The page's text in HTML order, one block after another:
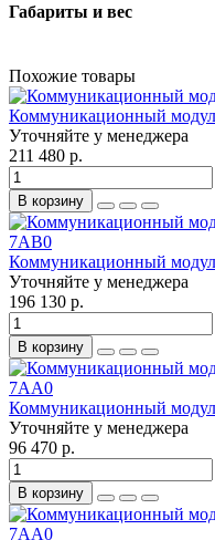
Габариты и вес
Похожие товары
Коммуникационный
Уточняйте у менеджера
211 480 р.
В корзину
Коммуникационный
Уточняйте у менеджера
196 130 р.
В корзину
Коммуникационный
Уточняйте у менеджера
96 470 р.
В корзину